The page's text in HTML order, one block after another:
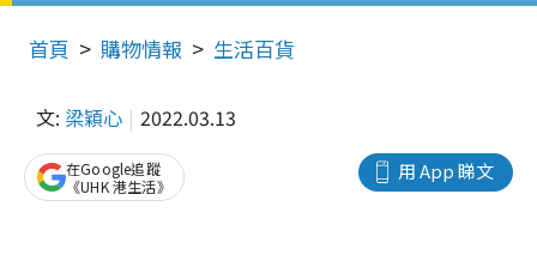
首頁 購物情報 生活百貨
文: 梁穎心 2022.03.13
用 App 睇文
在Google追蹤
《UHK 港生活》